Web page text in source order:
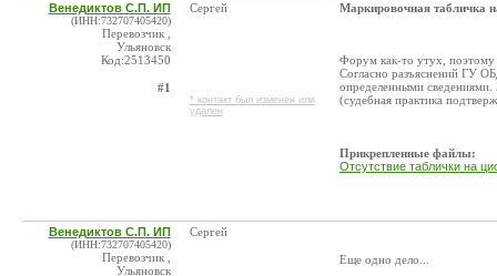
Венедиктов С.П. ИП
(ИНН:732707405420)
Перевозчик ,
Ульяновск
Код:2513450
#1
Сергей
* контакт был изменен или
удален
Маркировочная табличка
Форум как-то утух,
Согласно разъяснений ГУ
определенными сведениями.
(судебная практика
Прикрепленные файлы:
Отсутствие таблички на
Венедиктов С.П. ИП
(ИНН:732707405420)
Перевозчик ,
Ульяновск
Сергей
Еще одно дело...